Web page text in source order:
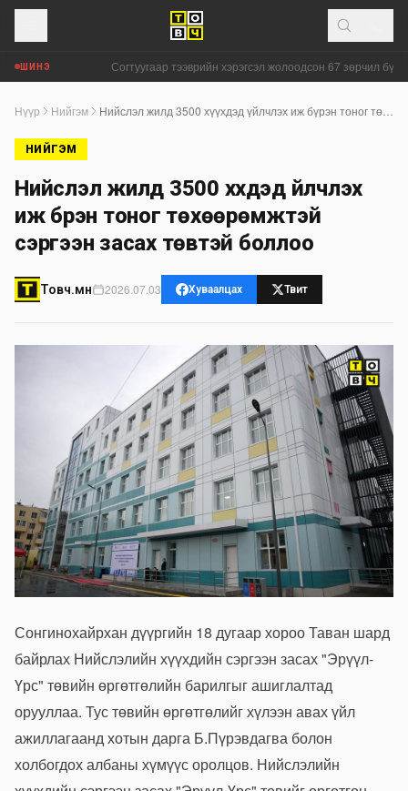
ШИНЭ Согтуугаар тээврийн хэрэгсэл жолоодсон 67 зөрчил
Нүүр Нийгэм
НИЙГЭМ
Нийслэл жилд 3500 хүүхдэд үйлчлэх
иж бүрэн тоног төхөөрөмжтэй
сэргээн засах төвтэй боллоо
Товч.мн 2026.07.03 Хуваалцах Твит
Сонгинохайрхан дүүргийн 18 дугаар хороо Таван шард
байрлах Нийслэлийн хүүхдийн сэргээн засах "Эрүүл-
Үрс" төвийн өргөтгөлийн барилгыг ашиглалтад
орууллаа. Тус төвийн өргөтгөлийг хүлээн авах үйл
ажиллагаанд хотын дарга Б.Пүрэвдагва болон
холбогдох албаны хүмүүс оролцов. Нийслэлийн